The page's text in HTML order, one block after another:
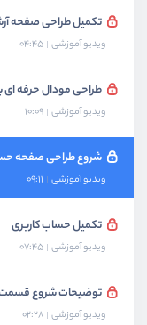
تکمیل طراحی صفحه
ویدیو آموزشی 04:45
طراحی مودال حرفه ای
ویدیو آموزشی 10:09
شروع طراحی صفحه
ویدیو آموزشی 09:11
تکمیل حساب کاربری
ویدیو آموزشی 07:45
توضیحات شروع قسمت
ویدیو آموزشی 02:28